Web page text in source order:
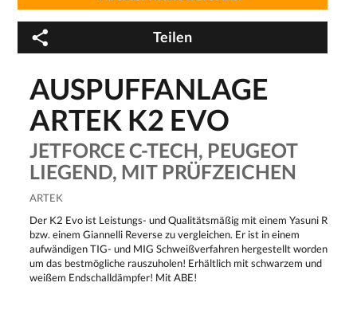
Teilen
AUSPUFFANLAGE
ARTEK K2 EVO
JETFORCE C-TECH, PEUGEOT
LIEGEND, MIT PRÜFZEICHEN
ARTEK
Der K2 Evo ist Leistungs- und Qualitätsmäßig mit einem Yasuni R
bzw. einem Giannelli Reverse zu vergleichen. Er ist in einem
aufwändigen TIG- und MIG Schweißverfahren hergestellt worden
um das bestmögliche rauszuholen! Erhältlich mit schwarzem und
weißem Endschalldämpfer! Mit ABE!